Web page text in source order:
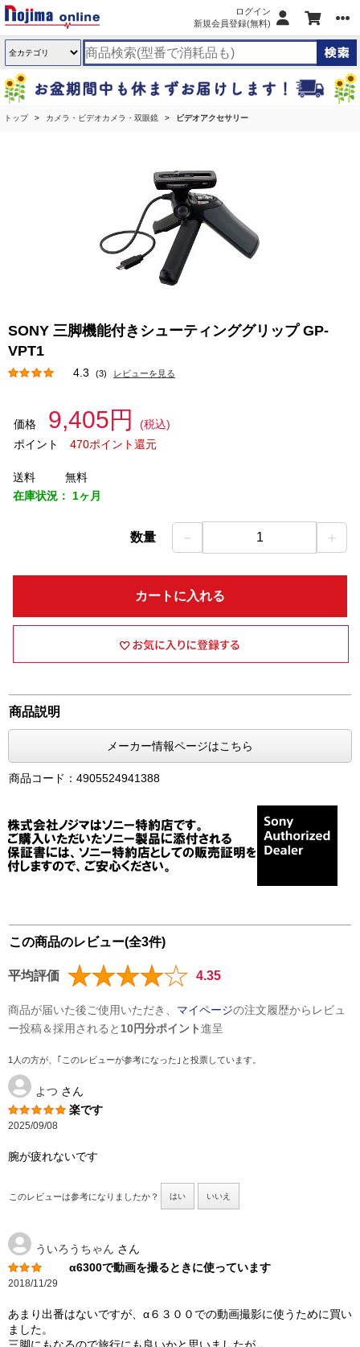
ログイン
新規会員登録(無料)
トップ カメラ・ビデオカメラ・双眼鏡 ビデオアクセサリー
SONY 三脚機能付きシューティンググリップ GP-
VPT1
4.3 (3) レビューを見る
価格 9,405円
(税込)
ポイント
470ポイント還元
送料
無料
在庫状況： 1ヶ月
数量 － 1 ＋
カートに入れる
商品説明
メーカー情報ページはこちら
商品コード：4905524941388
この商品のレビュー(全3件)
平均評価 4.35
商品が届いた後ご使用いただき、 マイページの注文履歴からレビュ
ー投稿＆採用されると 10円分ポイント進呈
1人の方が、｢このレビューが参考になった｣と投票しています。
よつ さん
楽です
2025/09/08
腕が疲れないです
このレビューは参考になりましたか？ はい いいえ
ういろうちゃん さん
α6300で動画を撮るときに使っています
2018/11/29
あまり出番はないですが、α６３００での動画撮影に使うために買い
ました。